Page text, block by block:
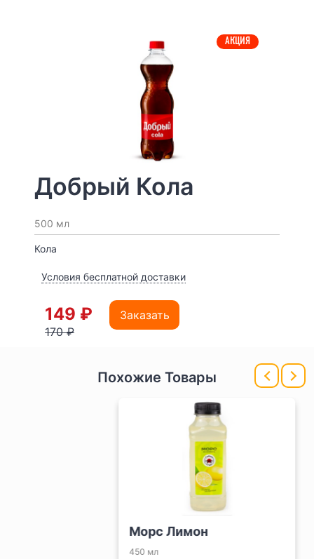
АКЦИЯ
Добрый Кола
500 мл
Кола
Условия бесплатной доставки
149 ₽
170 ₽
Заказать
Похожие Товары
Морс Лимон